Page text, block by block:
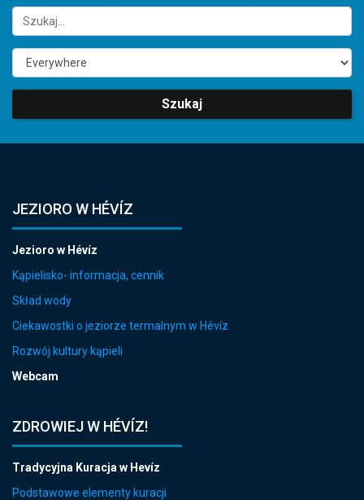
Szukaj
JEZIORO W HÉVÍZ
Jezioro w Hévíz
Kąpielisko- informacja, cennik
Skład wody
Ciekawostki o jeziorze termalnym w Hévíz
Rozwój kultury kąpieli
Webcam
ZDROWIEJ W HÉVÍZ!
Tradycyjna Kuracja w Hevíz
Podstawowe elementy kuracji